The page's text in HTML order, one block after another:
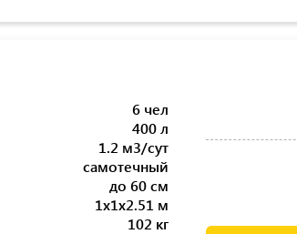
6 чел
400 л
1.2 м3/сут
самотечный
до 60 см
1x1x2.51 м
102 кг